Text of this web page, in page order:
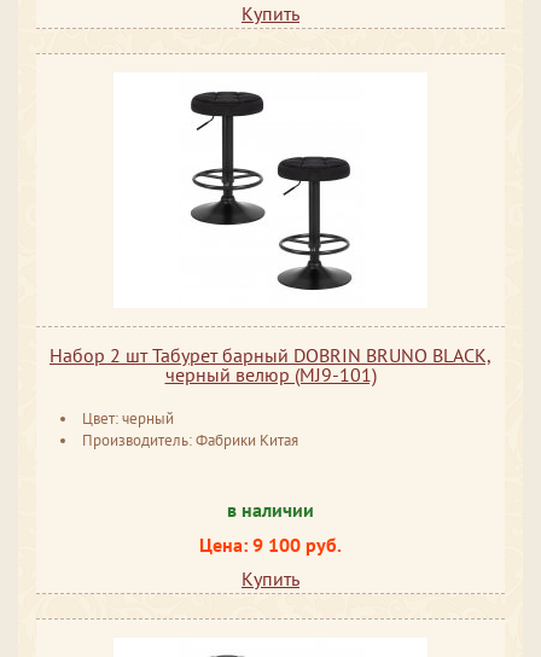
Купить
Набор 2 шт Табурет барный DOBRIN BRUNO BLACK,
черный велюр (MJ9-101)
Цвет: черный
Производитель: Фабрики Китая
в наличии
Цена: 9 100 руб.
Купить